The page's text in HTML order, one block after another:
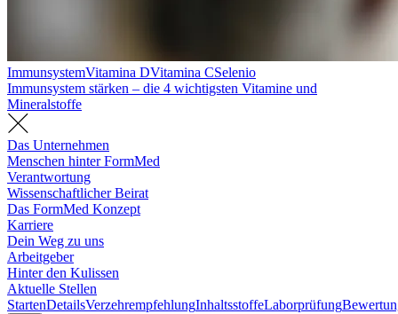
ImmunsystemVitamina DVitamina CSelenio
Immunsystem stärken – die 4 wichtigsten Vitamine und
Mineralstoffe
Das Unternehmen
Menschen hinter FormMed
Verantwortung
Wissenschaftlicher Beirat
Das FormMed Konzept
Karriere
Dein Weg zu uns
Arbeitgeber
Hinter den Kulissen
Aktuelle Stellen
StartenDetailsVerzehrempfehlungInhaltsstoffeLaborprüfung